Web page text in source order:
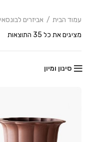
עמוד הבית אביזרים לבונסאי
מציגים את כל ⁦35⁩ התוצאות
סינון ומיון